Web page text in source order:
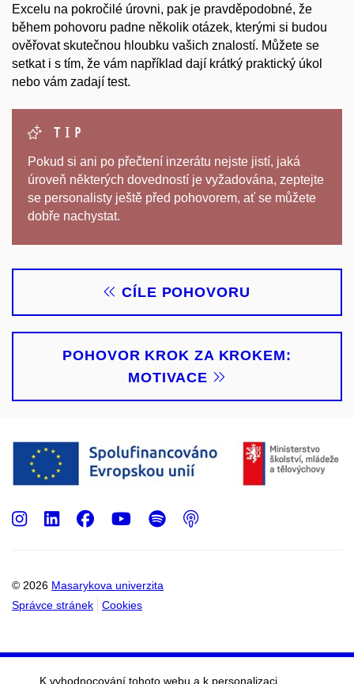
Excelu na pokročilé úrovni, pak je pravděpodobné, že
během pohovoru padne několik otázek, kterými si budou
ověřovat skutečnou hloubku vašich znalostí. Můžete se
setkat i s tím, že vám například dají krátký praktický úkol
nebo vám zadají test.
Tip
Pokud si ani po přečtení inzerátu nejste jistí, jaká
úroveň některých dovedností je vyžadována, zeptejte
se personalisty ještě před pohovorem, ať se můžete
dobře nachystat.
CÍLE POHOVORU
POHOVOR KROK ZA KROKEM:
MOTIVACE
© 2026 Masarykova univerzita
Správce stránek
Cookies
Instagram
LinkedIn
Facebook
Youtube
Spotify
Podcast
K vyhodnocování tohoto webu a k personalizaci